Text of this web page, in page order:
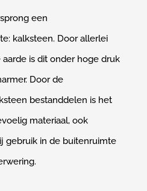
een
kalksteen. Door allerlei
is dit onder hoge druk
Door de
bestanddelen is het
materiaal, ook
gebruik in de buitenruimte